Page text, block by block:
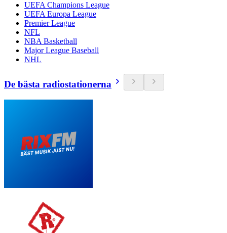
UEFA Champions League
UEFA Europa League
Premier League
NFL
NBA Basketball
Major League Baseball
NHL
De bästa radiostationerna